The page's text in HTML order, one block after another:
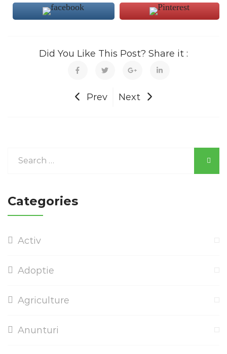
Did You Like This Post? Share it :
Prev Next
Categories
Activ
Adoptie
Agriculture
Anunturi